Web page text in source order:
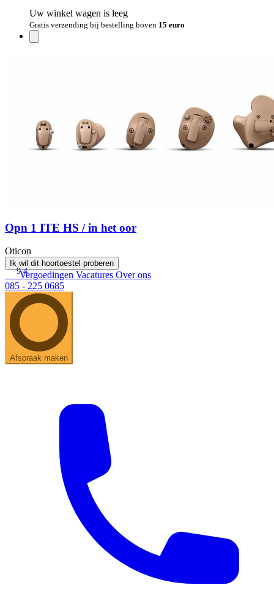
Uw winkel wagen is leeg
Gratis verzending bij bestelling boven 15 euro
Opn 1 ITE HS / in het oor
Oticon
Ik wil dit hoortoestel proberen
9.4
Vergoedingen Vacatures Over ons
085 - 225 0685
Afspraak maken